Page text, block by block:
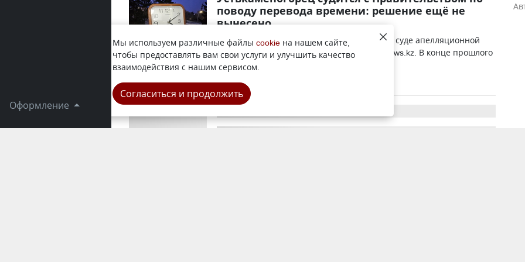
Оформление
поводу перевода времени: решение ещё не
вынесено
19 февраля состоялось первое заседание в суде апелляционной
инстанции, передаёт корреспондент YK-news.kz. В конце прошлого
года юрист из Усть-Каменогорска Се...
Город
Мы используем различные файлы cookie на нашем сайте,
чтобы предоставлять вам свои услуги и улучшить качество
взаимодействия с нашим сервисом.
Согласиться и продолжить